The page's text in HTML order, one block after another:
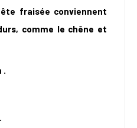
fraisée conviennent
comme le chêne et
.